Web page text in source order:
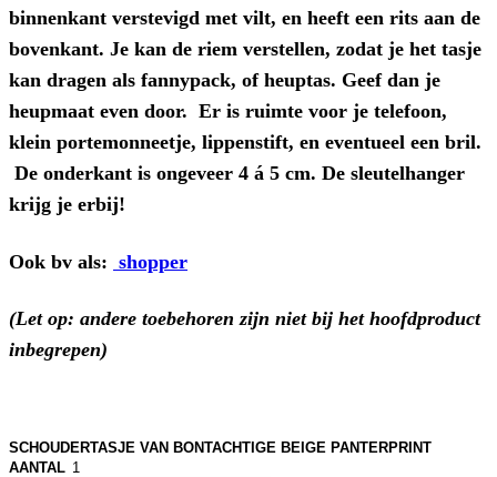
binnenkant verstevigd met vilt, en heeft een rits aan de
bovenkant. Je kan de riem verstellen, zodat je het tasje
kan dragen als fannypack, of heuptas. Geef dan je
heupmaat even door. Er is ruimte voor je telefoon,
klein portemonneetje, lippenstift, en eventueel een bril.
De onderkant is ongeveer 4 á 5 cm. De sleutelhanger
krijg je erbij!
Ook bv als: shopper
(Let op: andere toebehoren zijn niet bij het hoofdproduct
inbegrepen)
SCHOUDERTASJE VAN BONTACHTIGE BEIGE PANTERPRINT
AANTAL